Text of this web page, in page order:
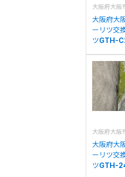
大阪府大阪
大阪府大
ーリツ交
ツGTH-
H-1BLへ
大阪府大阪
大阪府大
ーリツ交
ツGTH-